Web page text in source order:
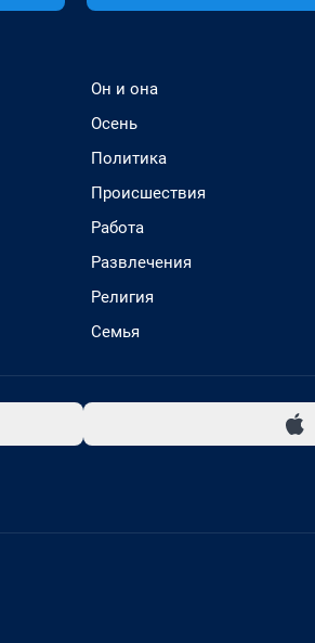
Он и она
Осень
Политика
Происшествия
Работа
Развлечения
Религия
Семья